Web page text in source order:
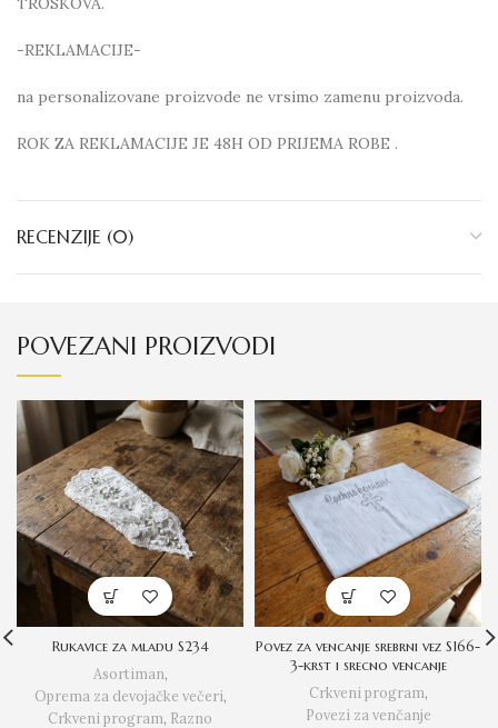
-REKLAMACIJE-
na personalizovane proizvode ne vrsimo zamenu proizvoda.
ROK ZA REKLAMACIJE JE 48H OD PRIJEMA ROBE .
RECENZIJE (0)
POVEZANI PROIZVODI
Rukavice za mladu S234
Asortiman,
Oprema za devojačke večeri,
Crkveni program, Razno
Povez za vencanje srebrni vez S166-
3-krst i srecno vencanje
Crkveni program,
Povezi za venčanje